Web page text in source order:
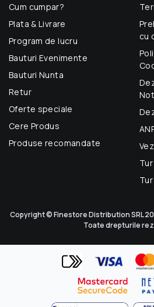
Cum cumpar?
Plata & Livrare
Program de lucru
Bauturi Evenimente
Bauturi Nunta
Retur
Oferte speciale
Cere Produs
Produse recomandate
cu
Copyright © Finestore Distribution SRL
Toate drepturile